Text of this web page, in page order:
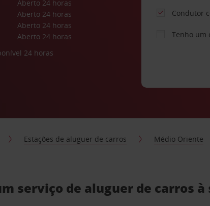
Aberto 24 horas
Aberto 24 horas
Aberto 24 horas
Aberto 24 horas
24 horas
Condutor
Tenho um
Estações de aluguer de carros Médio Oriente
serviço de aluguer de carros à